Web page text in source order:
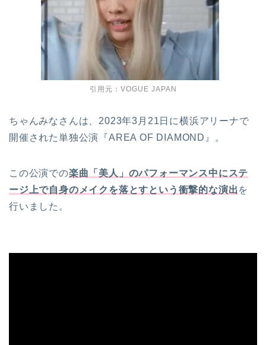
引用元：VOGUE JAPAN
ちゃんみなさんは、2023年3月21日に横浜アリーナで
開催された単独公演『AREA OF DIAMOND』。
この公演での楽曲「美人」のパフォーマンス中にステ
ージ上で自身のメイクを落とすという衝撃的な演出を
行いました。